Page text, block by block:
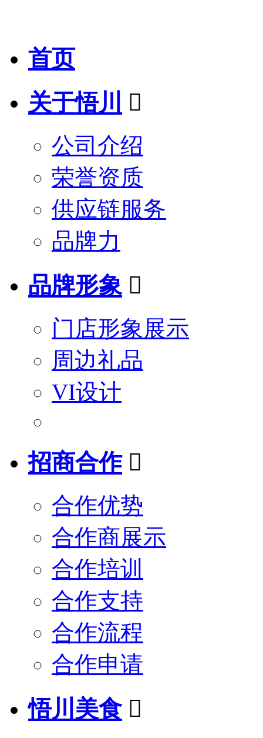
首页
关于悟川

公司介绍
荣誉资质
供应链服务
品牌力
品牌形象 
门店形象展示
周边礼品
VI设计
招商合作 
合作优势
合作商展示
合作培训
合作支持
合作流程
合作申请
悟川美食 